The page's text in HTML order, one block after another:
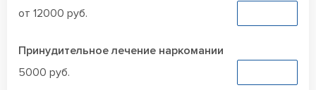
от 12000 руб.
Принудительное лечение наркомании
5000 руб.